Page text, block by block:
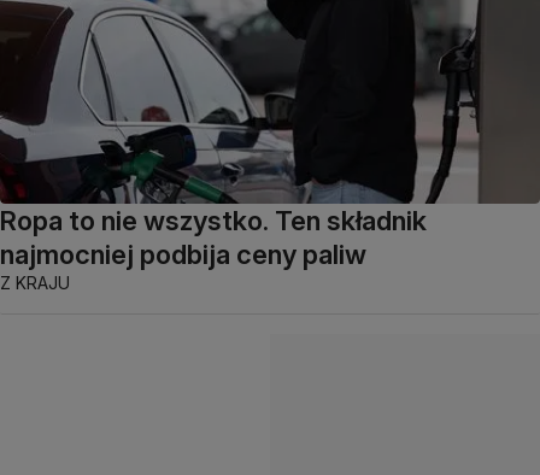
Ropa to nie wszystko. Ten składnik
najmocniej podbija ceny paliw
Z KRAJU